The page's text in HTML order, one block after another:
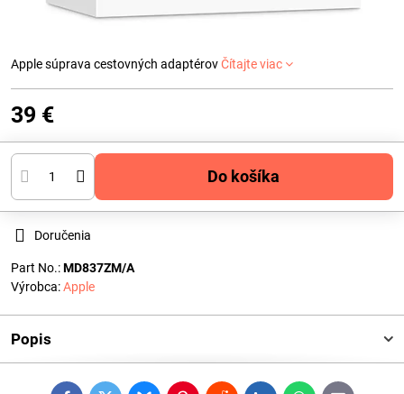
Apple súprava cestovných adaptérovČítajte viac
39 €
Do košíka
Doručenia
Part No.:MD837ZM/A
Výrobca:Apple
Popis